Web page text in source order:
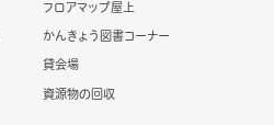
フロアマップ屋上
かんきょう図書コーナー
貸会場
資源物の回収